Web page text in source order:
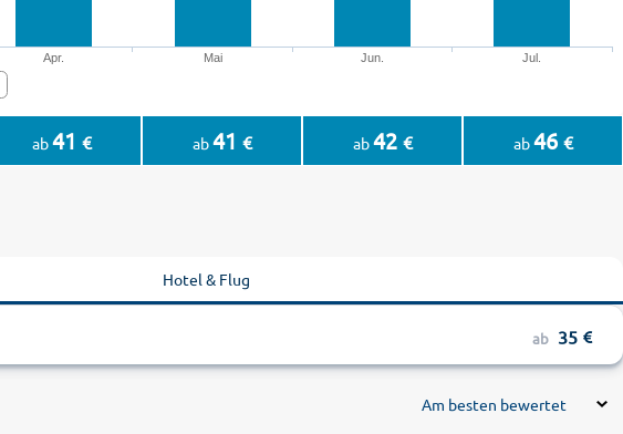
Apr. Mai Jun. Jul.
ab41 € ab41 € ab42 € ab46 €
Hotel & Flug
ab 35
Am besten bewertet